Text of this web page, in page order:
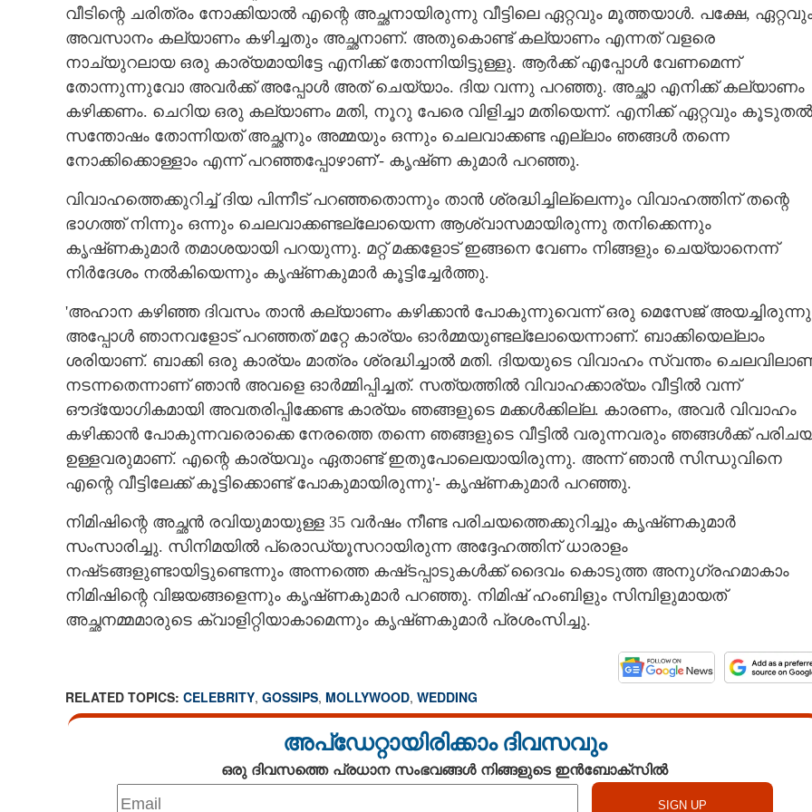
വീടിന്റെ ചരിത്രം നോക്കിയാൽ എന്റെ അച്ഛനായിരുന്നു വീട്ടിലെ ഏറ്റവും മൂത്തയാൾ. പക്ഷേ,
അവസാനം കല്യാണം കഴിച്ചതും അച്ഛനാണ്. അതുകൊണ്ട് കല്യാണം എന്നത് വളരെ
നാച്യുറലായ ഒരു കാര്യമായിട്ടേ എനിക്ക് തോന്നിയിട്ടുള്ളു. ആർക്ക് എപ്പോൾ വേണമെന്ന്
തോന്നുന്നുവോ അവർക്ക് അപ്പോൾ അത് ചെയ്യാം. ദിയ വന്നു പറഞ്ഞു. അച്ഛാ എനിക്ക് കല്യാണം
കഴിക്കണം. ചെറിയ ഒരു കല്യാണം മതി, നൂറു പേരെ വിളിച്ചാ മതിയെന്ന്. എനിക്ക് ഏറ്റവും കൂടുതൽ
സന്തോഷം തോന്നിയത് അച്ഛനും അമ്മയും ഒന്നും ചെലവാക്കണ്ട എല്ലാം ഞങ്ങൾ തന്നെ
നോക്കിക്കൊള്ളാം എന്ന് പറഞ്ഞപ്പോഴാണ്'- കൃഷ്‌ണ കുമാർ പറഞ്ഞു.
വിവാഹത്തെക്കുറിച്ച് ദിയ പിന്നീട് പറഞ്ഞതൊന്നും താൻ ശ്രദ്ധിച്ചില്ലെന്നും വിവാഹത്തിന് തന്റെ
ഭാഗത്ത് നിന്നും ഒന്നും ചെലവാക്കണ്ടല്ലോയെന്ന ആശ്വാസമായിരുന്നു തനിക്കെന്നും
കൃഷ്‌ണകുമാർ തമാശയായി പറയുന്നു. മറ്റ് മക്കളോട് ഇങ്ങനെ വേണം നിങ്ങളും ചെയ്യാനെന്ന്
നിർദേശം നൽകിയെന്നും കൃഷ്‌ണകുമാർ കൂട്ടിച്ചേർത്തു.
'അഹാന കഴിഞ്ഞ ദിവസം താൻ കല്യാണം കഴിക്കാൻ പോകുന്നുവെന്ന് ഒരു മെസേജ്
അപ്പോൾ ഞാനവളോട് പറഞ്ഞത് മറ്റേ കാര്യം ഓർമ്മയുണ്ടല്ലോയെന്നാണ്. ബാക്കിയെല്ലാം
ശരിയാണ്. ബാക്കി ഒരു കാര്യം മാത്രം ശ്രദ്ധിച്ചാൽ മതി. ദിയയുടെ വിവാഹം സ്വന്തം
നടന്നതെന്നാണ് ഞാൻ അവളെ ഓർമ്മിപ്പിച്ചത്. സത്യത്തിൽ വിവാഹക്കാര്യം വീട്ടിൽ വന്ന്
ഔദ്യോഗികമായി അവതരിപ്പിക്കേണ്ട കാര്യം ഞങ്ങളുടെ മക്കൾക്കില്ല. കാരണം, അവർ വിവാഹം
കഴിക്കാൻ പോകുന്നവരൊക്കെ നേരത്തെ തന്നെ ഞങ്ങളുടെ വീട്ടിൽ വരുന്നവരും ഞങ്ങൾക്ക്
ഉള്ളവരുമാണ്. എന്റെ കാര്യവും ഏതാണ്ട് ഇതുപോലെയായിരുന്നു. അന്ന് ഞാൻ സിന്ധുവിനെ
എന്റെ വീട്ടിലേക്ക് കൂട്ടിക്കൊണ്ട് പോകുമായിരുന്നു'- കൃഷ്‌ണകുമാർ പറഞ്ഞു.
നിമിഷിന്റെ അച്ഛൻ രവിയുമായുള്ള 35 വർഷം നീണ്ട പരിചയത്തെക്കുറിച്ചും കൃഷ്‌ണകുമാർ
സംസാരിച്ചു. സിനിമയിൽ പ്രൊഡ്യൂസറായിരുന്ന അദ്ദേഹത്തിന് ധാരാളം
നഷ്‌ടങ്ങളുണ്ടായിട്ടുണ്ടെന്നും അന്നത്തെ കഷ്‌ടപ്പാടുകൾക്ക് ദൈവം കൊടുത്ത അനുഗ്രഹമാകാം
നിമിഷിന്റെ വിജയങ്ങളെന്നും കൃഷ്‌ണകുമാർ പറഞ്ഞു. നിമിഷ് ഹംബിളും സിമ്പിളുമായത്
അച്ഛനമ്മമാരുടെ ക്വാളിറ്റിയാകാമെന്നും കൃഷ്‌ണകുമാർ പ്രശംസിച്ചു.
RELATED TOPICS: CELEBRITY, GOSSIPS, MOLLYWOOD, WEDDING
അപ്ഡേറ്റായിരിക്കാം ദിവസവും
ഒരു ദിവസത്തെ പ്രധാന സംഭവങ്ങൾ നിങ്ങളുടെ ഇൻബോക്സിൽ
'അഹാന കഴിഞ്ഞ ദിവസം മെസേജയച്ചു,
കല്യാണം കഴിക്കാൻ പോകുന്നുവെന്ന്';
തുറന്നുപറഞ്ഞ് കൃഷ്‌ണകുമാർ
Share this link
Copy Link